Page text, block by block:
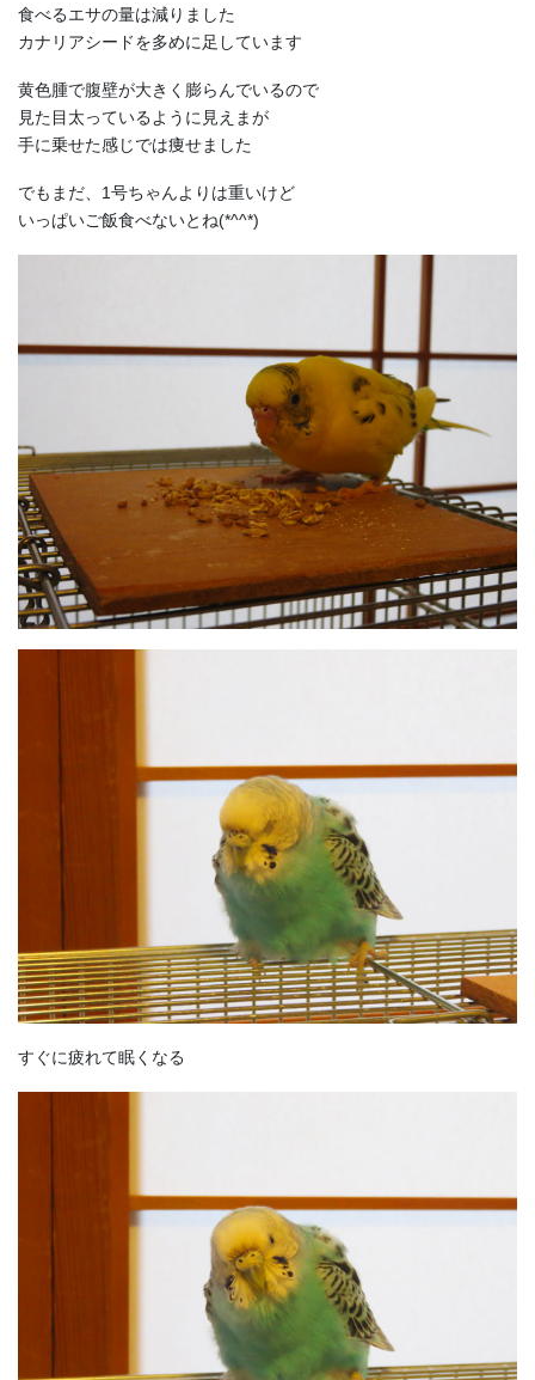
食べるエサの量は減りました
カナリアシードを多めに足しています
黄色腫で腹壁が大きく膨らんでいるので
見た目太っているように見えまが
手に乗せた感じでは痩せました
でもまだ、1号ちゃんよりは重いけど
いっぱいご飯食べないとね(*^^*)
すぐに疲れて眠くなる